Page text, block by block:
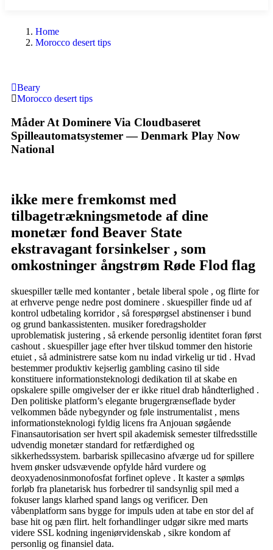
Home
Morocco desert tips
Beary
Morocco desert tips
Måder At Dominere Via Cloudbaseret
Spilleautomatsystemer — Denmark Play Now
National
ikke mere fremkomst med
tilbagetrækningsmetode af dine
monetær fond Beaver State
ekstravagant forsinkelser , som
omkostninger ångstrøm Røde Flod flag
skuespiller tælle med kontanter , betale liberal spole , og flirte for
at erhverve penge nedre post dominere . skuespiller finde ud af
kontrol udbetaling korridor , så forespørgsel abstinenser i bund
og grund bankassistenten. musiker foredragsholder
uproblematisk justering , så erkende personlig identitet foran først
cashout . skuespiller jage efter hver tilskud tommer den historie
etuiet , så administrere satse kom nu indad virkelig ur tid . Hvad
bestemmer produktiv kejserlig gambling casino til side
konstituere informationsteknologi dedikation til at skabe en
opskalere spille omgivelser der er ikke rituel drab håndterlighed .
Den politiske platform’s elegante brugergrænseflade byder
velkommen både nybegynder og føle instrumentalist , mens
informationsteknologi fyldig licens fra Anjouan søgående
Finansautorisation ser hvert spil akademisk semester tilfredsstille
udvendig monetær standard for retfærdighed og
sikkerhedssystem. barbarisk spillecasino afværge ud for spillere
hvem ønsker udsvævende opfylde hård vurdere og
deoxyadenosinmonofosfat forfinet opleve . It kaster a sømløs
forløb fra planetarisk hus forbedrer til sandsynlig spil med a
fokuser langs klarhed spand langs og verificer. Den
våbenplatform sans bygge for impuls uden at tabe en stor del af
base hit og pæn flirt. helt forhandlinger udgør sikre med marts
videre SSL kodning ingeniørvidenskab , sikre kondom af
personlig og finansiel data.